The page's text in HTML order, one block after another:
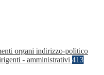
organi indirizzo-politico
- amministrativi 413